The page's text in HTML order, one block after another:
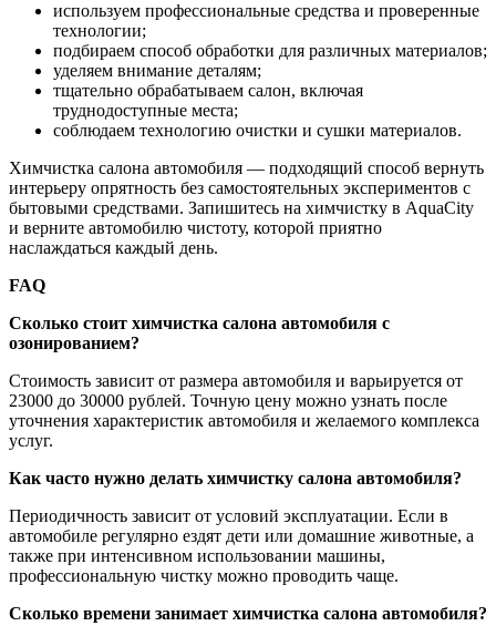
используем профессиональные средства и проверенные
технологии;
подбираем способ обработки для различных материалов;
уделяем внимание деталям;
тщательно обрабатываем салон, включая
труднодоступные места;
соблюдаем технологию очистки и сушки материалов.
Химчистка салона автомобиля — подходящий способ вернуть
интерьеру опрятность без самостоятельных экспериментов с
бытовыми средствами. Запишитесь на химчистку в AquaCity
и верните автомобилю чистоту, которой приятно
наслаждаться каждый день.
FAQ
Сколько стоит химчистка салона автомобиля с
озонированием?
Стоимость зависит от размера автомобиля и варьируется от
23000 до 30000 рублей. Точную цену можно узнать после
уточнения характеристик автомобиля и желаемого комплекса
услуг.
Как часто нужно делать химчистку салона автомобиля?
Периодичность зависит от условий эксплуатации. Если в
автомобиле регулярно ездят дети или домашние животные, а
также при интенсивном использовании машины,
профессиональную чистку можно проводить чаще.
Сколько времени занимает химчистка салона автомобиля?